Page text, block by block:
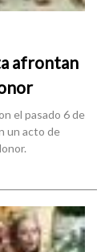
afrontan
el pasado 6 de
un acto de